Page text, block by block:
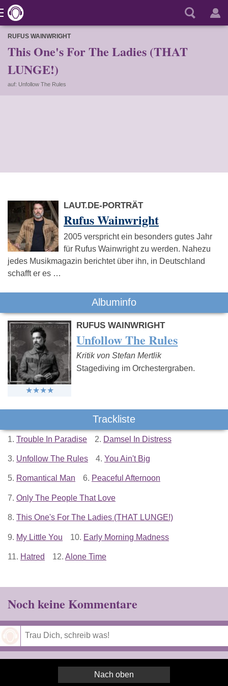
RUFUS WAINWRIGHT
This One's For The Ladies (THAT
LUNGE!)
auf: Unfollow The Rules
LAUT.DE-PORTRÄT
Rufus Wainwright
2005 verspricht ein besonders gutes Jahr
für Rufus Wainwright zu werden. Nahezu
jedes Musikmagazin berichtet über ihn, in Deutschland
schafft er es …
Albuminfo
RUFUS WAINWRIGHT
Unfollow The Rules
Kritik von Stefan Mertlik
Stagediving im Orchestergraben.
Trackliste
1. Trouble In Paradise 2. Damsel In Distress
3. Unfollow The Rules 4. You Ain't Big
5. Romantical Man 6. Peaceful Afternoon
7. Only The People That Love
8. This One's For The Ladies (THAT LUNGE!)
9. My Little You 10. Early Morning Madness
11. Hatred 12. Alone Time
Noch keine Kommentare
Nach oben